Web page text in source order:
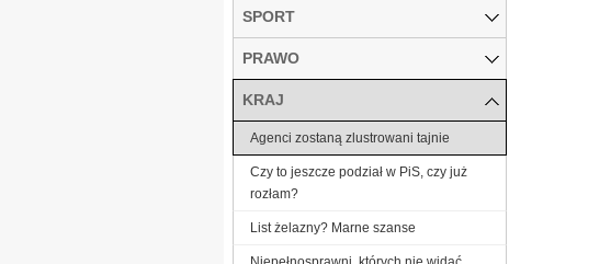
SPORT
PRAWO
KRAJ
Agenci zostaną zlustrowani tajnie
Czy to jeszcze podział w PiS, czy już
rozłam?
List żelazny? Marne szanse